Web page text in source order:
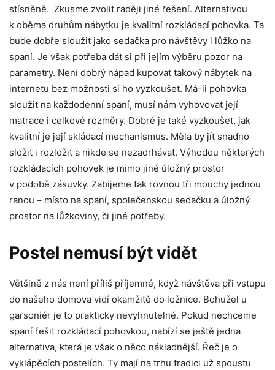
stísněně. Zkusme zvolit raději jiné řešení. Alternativou
k oběma druhům nábytku je kvalitní rozkládací pohovka. Ta
bude dobře sloužit jako sedačka pro návštěvy i lůžko na
spaní. Je však potřeba dát si při jejím výběru pozor na
parametry. Není dobrý nápad kupovat takový nábytek na
internetu bez možnosti si ho vyzkoušet. Má-li pohovka
sloužit na každodenní spaní, musí nám vyhovovat její
matrace i celkové rozměry. Dobré je také vyzkoušet, jak
kvalitní je její skládací mechanismus. Měla by jít snadno
složit i rozložit a nikde se nezadrhávat. Výhodou některých
rozkládacích pohovek je mimo jiné úložný prostor
v podobě zásuvky. Zabijeme tak rovnou tři mouchy jednou
ranou – místo na spaní, společenskou sedačku a úložný
prostor na lůžkoviny, či jiné potřeby.
Postel nemusí být vidět
Většině z nás není příliš příjemné, když návštěva při vstupu
do našeho domova vidí okamžitě do ložnice. Bohužel u
garsoniér je to prakticky nevyhnutelné. Pokud nechceme
spaní řešit rozkládací pohovkou, nabízí se ještě jedna
alternativa, která je však o něco nákladnější. Řeč je o
vyklápěcích postelích. Ty mají na trhu tradici už spoustu